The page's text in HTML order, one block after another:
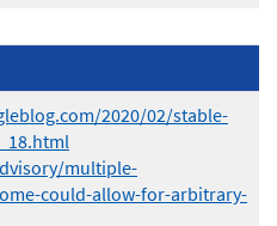
2020/02/stable-
multiple-
could-allow-for-arbitrary-